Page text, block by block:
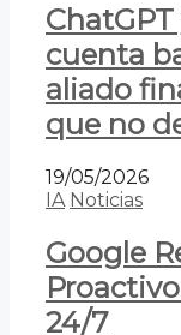
cuenta
aliado
que no
19/05/2026
IA Noticias
Google
24/7